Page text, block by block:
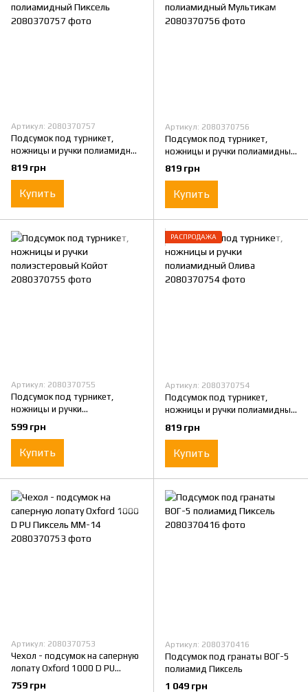
Артикул: 2080370757
Подсумок под турникет,
ножницы и ручки полиамидный
Пиксель
819 грн
Купить
Артикул: 2080370756
Подсумок под турникет,
ножницы и ручки полиамидный
Мультикам
819 грн
Купить
Артикул: 2080370755
Подсумок под турникет,
ножницы и ручки
полиэстеровый Койот
599 грн
Купить
РАСПРОДАЖА
Артикул: 2080370754
Подсумок под турникет,
ножницы и ручки полиамидный
Олива
819 грн
Купить
Артикул: 2080370753
Чехол - подсумок на саперную
лопату Oxford 1000 D PU
Пиксель ММ-14
759 грн
Артикул: 2080370416
Подсумок под гранаты ВОГ-5
полиамид Пиксель
1 049 грн